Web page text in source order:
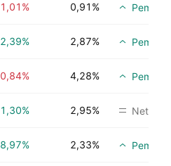
0,91%
2,87%
4,28%
2,95% Netral
2,33%